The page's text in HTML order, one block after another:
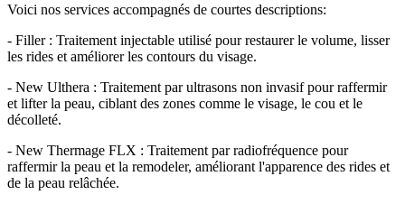
Voici nos services accompagnés de courtes descriptions:
- Filler : Traitement injectable utilisé pour restaurer le volume, lisser
les rides et améliorer les contours du visage.
- New Ulthera : Traitement par ultrasons non invasif pour raffermir
et lifter la peau, ciblant des zones comme le visage, le cou et le
décolleté.
- New Thermage FLX : Traitement par radiofréquence pour
raffermir la peau et la remodeler, améliorant l'apparence des rides et
de la peau relâchée.